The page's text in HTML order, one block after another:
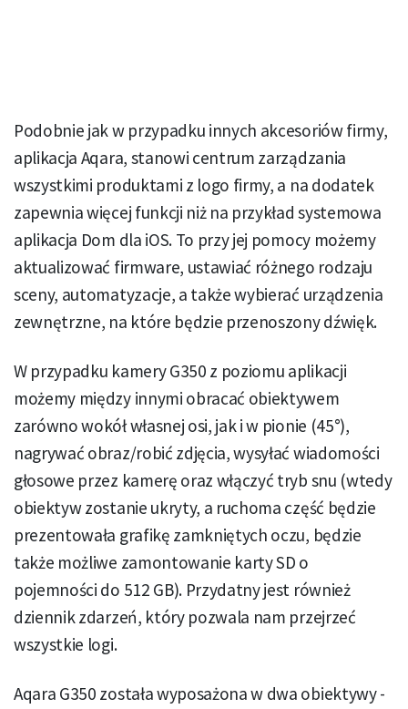
Podobnie jak w przypadku innych akcesoriów firmy,
aplikacja Aqara, stanowi centrum zarządzania
wszystkimi produktami z logo firmy, a na dodatek
zapewnia więcej funkcji niż na przykład systemowa
aplikacja Dom dla iOS. To przy jej pomocy możemy
aktualizować firmware, ustawiać różnego rodzaju
sceny, automatyzacje, a także wybierać urządzenia
zewnętrzne, na które będzie przenoszony dźwięk.
W przypadku kamery G350 z poziomu aplikacji
możemy między innymi obracać obiektywem
zarówno wokół własnej osi, jak i w pionie (45°),
nagrywać obraz/robić zdjęcia, wysyłać wiadomości
głosowe przez kamerę oraz włączyć tryb snu (wtedy
obiektyw zostanie ukryty, a ruchoma część będzie
prezentowała grafikę zamkniętych oczu, będzie
także możliwe zamontowanie karty SD o
pojemności do 512 GB). Przydatny jest również
dziennik zdarzeń, który pozwala nam przejrzeć
wszystkie logi.
Aqara G350 została wyposażona w dwa obiektywy -